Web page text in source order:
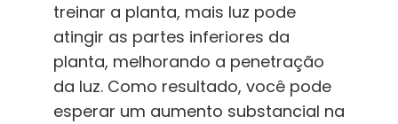
treinar a planta, mais luz pode
atingir as partes inferiores da
planta, melhorando a penetração
da luz. Como resultado, você pode
esperar um aumento substancial na